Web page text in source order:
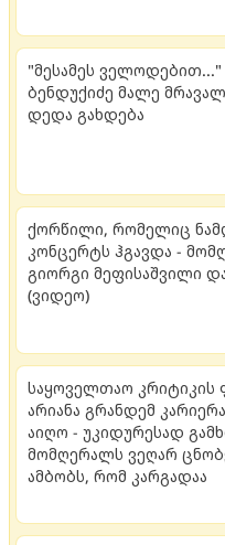
"მესამეს ველოდებით..."
ბენდუქიძე მალე
დედა გახდება
ქორწილი, რომელიც
კონცერტს ჰგავდა -
გიორგი მეფისაშვილი
(ვიდეო)
საყოველთაო კრიტიკის
არიანა გრანდემ
აიღო - უკიდურესად
მომღერალს ვეღარ
ამბობს, რომ კარგადაა